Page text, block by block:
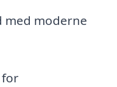
med moderne
for